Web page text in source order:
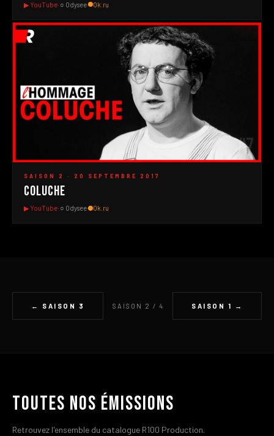
▶ YouTube· ○ Odysee· Ok.ru
▶
#7
SAISON 2 · 20 SEPTEMBRE 2017
Coluche
▶ YouTube· ○ Odysee· Ok.ru
← SAISON 3 SAISON 2 / 4 SAISON 1 →
Toutes nos émissions
Retrouvez l'ensemble du catalogue R100 Production.